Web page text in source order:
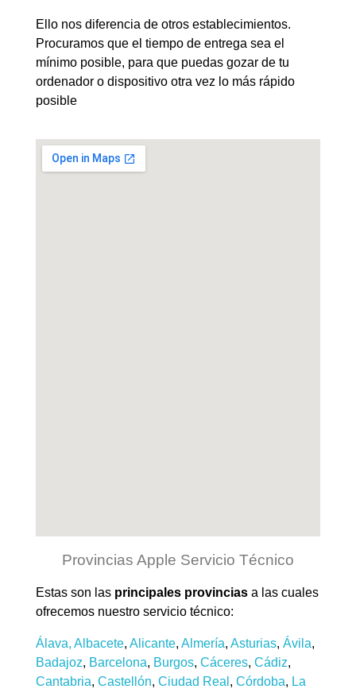
Ello nos diferencia de otros establecimientos.
Procuramos que el tiempo de entrega sea el
mínimo posible, para que puedas gozar de tu
ordenador o dispositivo otra vez lo más rápido
posible
Provincias Apple Servicio Técnico
Estas son las principales provincias a las cuales
ofrecemos nuestro servicio técnico:
Álava, Albacete, Alicante, Almería, Asturias, Ávila,
Badajoz, Barcelona, Burgos, Cáceres, Cádiz,
Cantabria, Castellón, Ciudad Real , Córdoba, La